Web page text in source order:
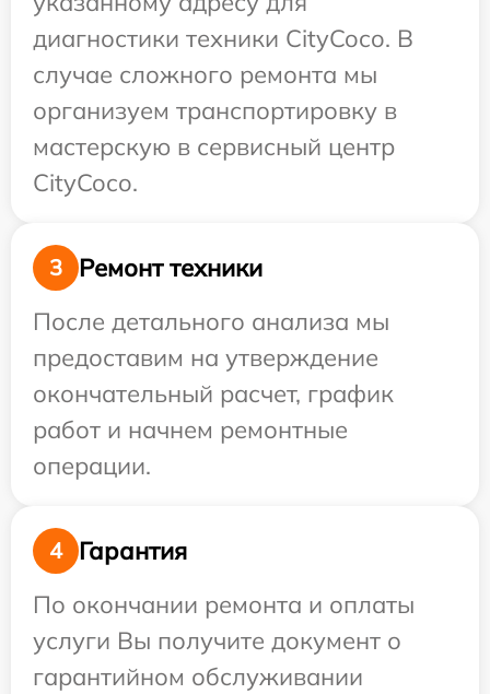
диагностики техники CityCoco. В
случае сложного ремонта мы
организуем транспортировку в
мастерскую в сервисный центр
CityCoco.
3
Ремонт техники
После детального анализа мы
предоставим на утверждение
окончательный расчет, график
работ и начнем ремонтные
операции.
4
Гарантия
По окончании ремонта и оплаты
услуги Вы получите документ о
гарантийном обслуживании